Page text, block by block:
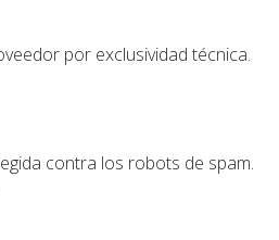
por exclusividad técnica.
contra los robots de spam.